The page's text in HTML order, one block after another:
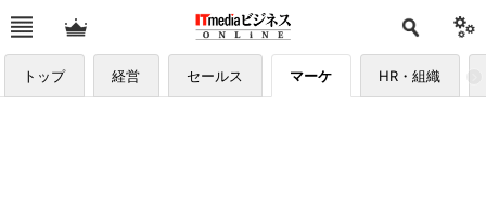
トップ 経営 セールス マーケ HR・組織